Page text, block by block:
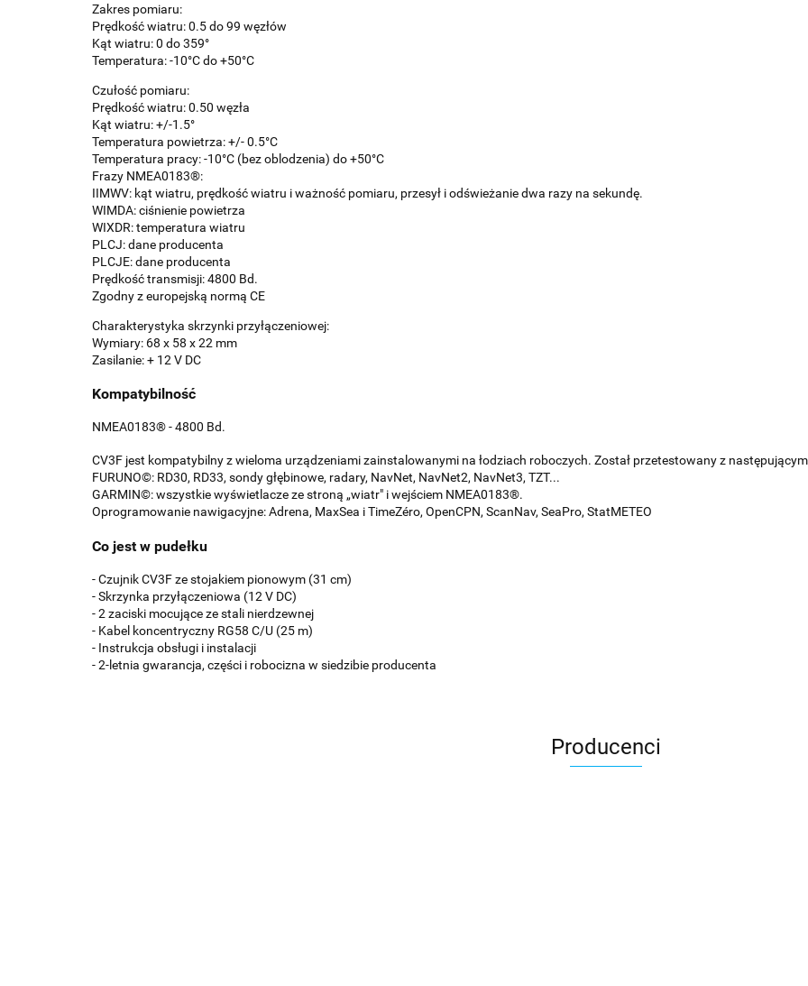
Zakres pomiaru:
Prędkość wiatru: 0.5 do 99 węzłów
Kąt wiatru: 0 do 359°
Temperatura: -10°C do +50°C
Czułość pomiaru:
Prędkość wiatru: 0.50 węzła
Kąt wiatru: +/-1.5°
Temperatura powietrza: +/- 0.5°C
Temperatura pracy: -10°C (bez oblodzenia) do +50°C
Frazy NMEA0183®:
IIMWV: kąt wiatru, prędkość wiatru i ważność pomiaru, przesył i odświeżanie dwa razy na sekundę.
WIMDA: ciśnienie powietrza
WIXDR: temperatura wiatru
PLCJ: dane producenta
PLCJE: dane producenta
Prędkość transmisji: 4800 Bd.
Zgodny z europejską normą CE
Charakterystyka skrzynki przyłączeniowej:
Wymiary: 68 x 58 x 22 mm
Zasilanie: + 12 V DC
Kompatybilność
NMEA0183® - 4800 Bd.
CV3F jest kompatybilny z wieloma urządzeniami zainstalowanymi na łodziach roboczych. Został przetestowany z
FURUNO©: RD30, RD33, sondy głębinowe, radary, NavNet, NavNet2, NavNet3, TZT...
GARMIN©: wszystkie wyświetlacze ze stroną „wiatr" i wejściem NMEA0183®.
Oprogramowanie nawigacyjne: Adrena, MaxSea i TimeZéro, OpenCPN, ScanNav, SeaPro, StatMETEO
Co jest w pudełku
- Czujnik CV3F ze stojakiem pionowym (31 cm)
- Skrzynka przyłączeniowa (12 V DC)
- 2 zaciski mocujące ze stali nierdzewnej
- Kabel koncentryczny RG58 C/U (25 m)
- Instrukcja obsługi i instalacji
- 2-letnia gwarancja, części i robocizna w siedzibie producenta
Producenci